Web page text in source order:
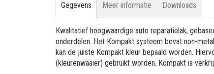
Gegevens
Kwalitatief hoogwaardige auto reparatielak,
onderdelen. Het Kompakt systeem bevat non-
kan de juiste Kompakt kleur bepaald worden.
(kleurenwaaier) gebruikt worden. Kompakt is
Meer informatie Downloads